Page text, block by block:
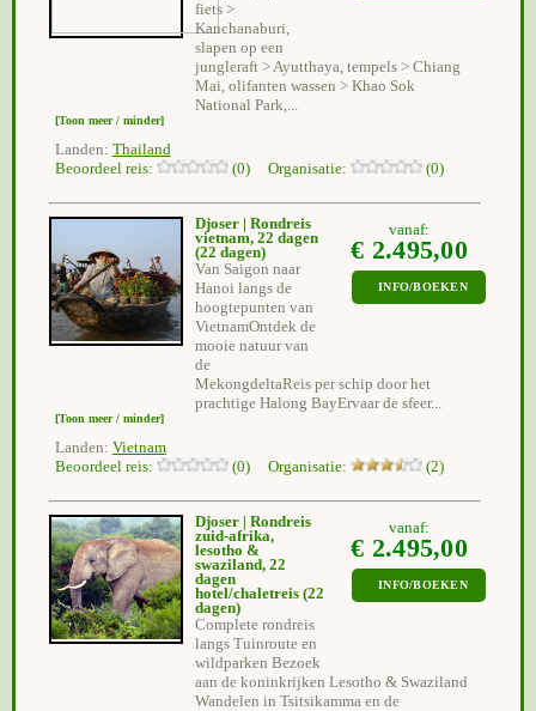
fiets >
Kanchanaburi,
slapen op een
jungleraft > Ayutthaya, tempels > Chiang
Mai, olifanten wassen > Khao Sok
National Park,...
[Toon meer / minder]
Landen: Thailand
Beoordeel reis:
(0) Organisatie: (0)
vanaf:
€ 2.495,00
INFO/BOEKEN
Djoser | Rondreis
vietnam, 22 dagen
(22 dagen)
Van Saigon naar
Hanoi langs de
hoogtepunten van
VietnamOntdek de
mooie natuur van
de
MekongdeltaReis per schip door het
prachtige Halong BayErvaar de sfeer...
[Toon meer / minder]
Landen: Vietnam
Beoordeel reis:
(0) Organisatie: (2)
vanaf:
€ 2.495,00
INFO/BOEKEN
Djoser | Rondreis
zuid-afrika,
lesotho &
swaziland, 22
dagen
hotel/chaletreis (22
dagen)
Complete rondreis
langs Tuinroute en
wildparken Bezoek
aan de koninkrijken Lesotho & Swaziland
Wandelen in Tsitsikamma en de